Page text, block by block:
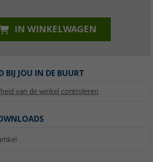
IN WINKELWAGEN
BIJ JOU IN DE BUURT
van de winkel controleren